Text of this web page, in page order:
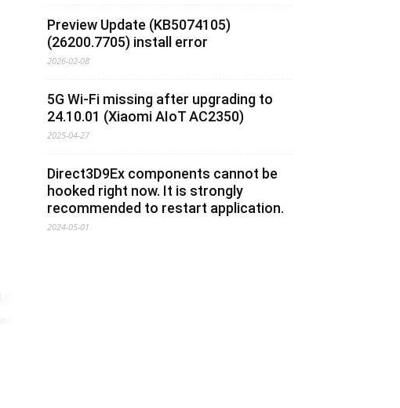
Preview Update (KB5074105)
(26200.7705) install error
2026-02-08
5G Wi-Fi missing after upgrading to
24.10.01 (Xiaomi AIoT AC2350)
2025-04-27
Direct3D9Ex components cannot be
hooked right now. It is strongly
recommended to restart application.
2024-05-01